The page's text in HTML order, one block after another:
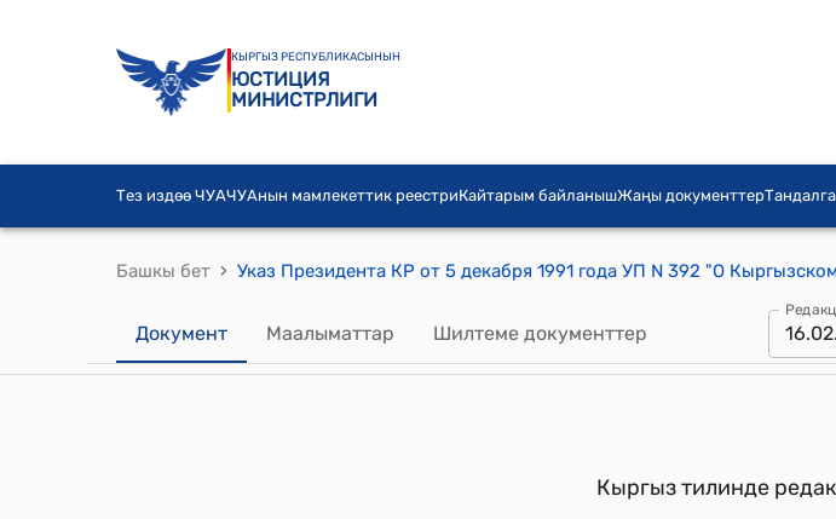
КЫРГЫЗ РЕСПУБЛИКАСЫНЫН
ЮСТИЦИЯ
МИНИСТРЛИГИ
Тез издөө ЧУАЧУАнын мамлекеттик реестриКайтарым байланышЖаңы документтер
Башкы бет ›
Документ Маалыматтар Шилтеме документтер
Кыргыз тилинде